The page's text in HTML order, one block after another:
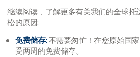
继续阅读，了解更多有关我们的全球托
松的原因:
免费储存:不需要匆忙！在您原始国
受两周的免费储存。